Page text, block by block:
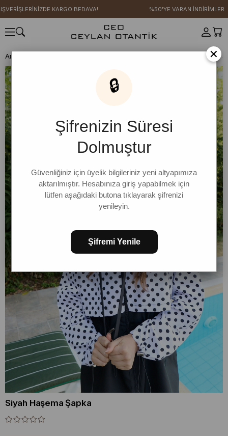
KARGO BEDAVA! %50'YE VARAN İNDİRİMLER
Anasayfa Siyah Haşema
Siyah Haşema Şapka
×
🔒
Şifrenizin Süresi
Dolmuştur
Güvenliğiniz için üyelik bilgileriniz yeni altyapımıza
aktarılmıştır. Hesabınıza giriş yapabilmek için
lütfen aşağıdaki butona tıklayarak şifrenizi
yenileyin.
Şifremi Yenile